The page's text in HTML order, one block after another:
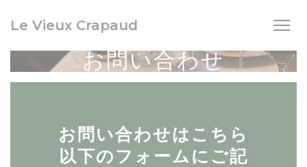
Le Vieux Crapaud
お問い合わせ
お問い合わせはこちら
以下のフォームにご記